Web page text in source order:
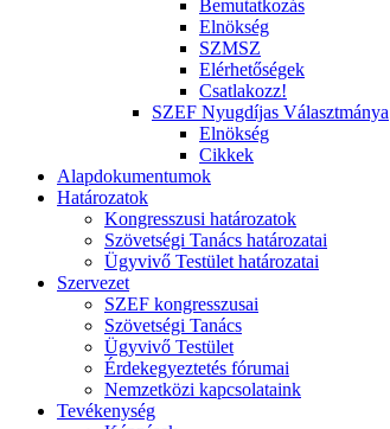
Bemutatkozás
Elnökség
SZMSZ
Elérhetőségek
Csatlakozz!
SZEF Nyugdíjas Választmánya
Elnökség
Cikkek
Alapdokumentumok
Határozatok
Kongresszusi határozatok
Szövetségi Tanács határozatai
Ügyvivő Testület határozatai
Szervezet
SZEF kongresszusai
Szövetségi Tanács
Ügyvivő Testület
Érdekegyeztetés fórumai
Nemzetközi kapcsolataink
Tevékenység